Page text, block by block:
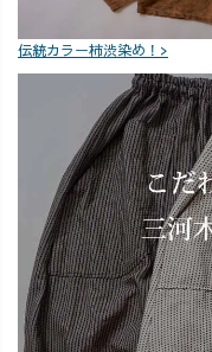
伝統カラー柿渋染め！>